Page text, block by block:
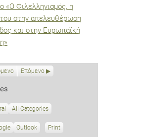
«Ο Φιλελληνισμός, η
στην απελευθέρωση
και στην Ευρωπαϊκή
Επόμενο
All Categories
S
Outlook Print